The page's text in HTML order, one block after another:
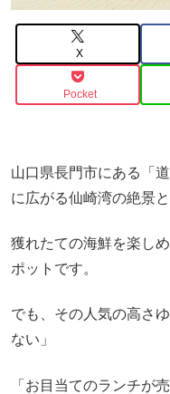
X
Pocket
山口県長門市にある「
に広がる仙崎湾の絶景と
獲れたての海鮮を楽し
ポットです。
でも、その人気の高さ
ない」
「お目当てのランチが